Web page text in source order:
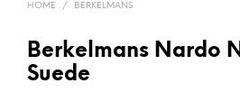
HOME / BERKELMANS
Berkelmans Nardo
Suede